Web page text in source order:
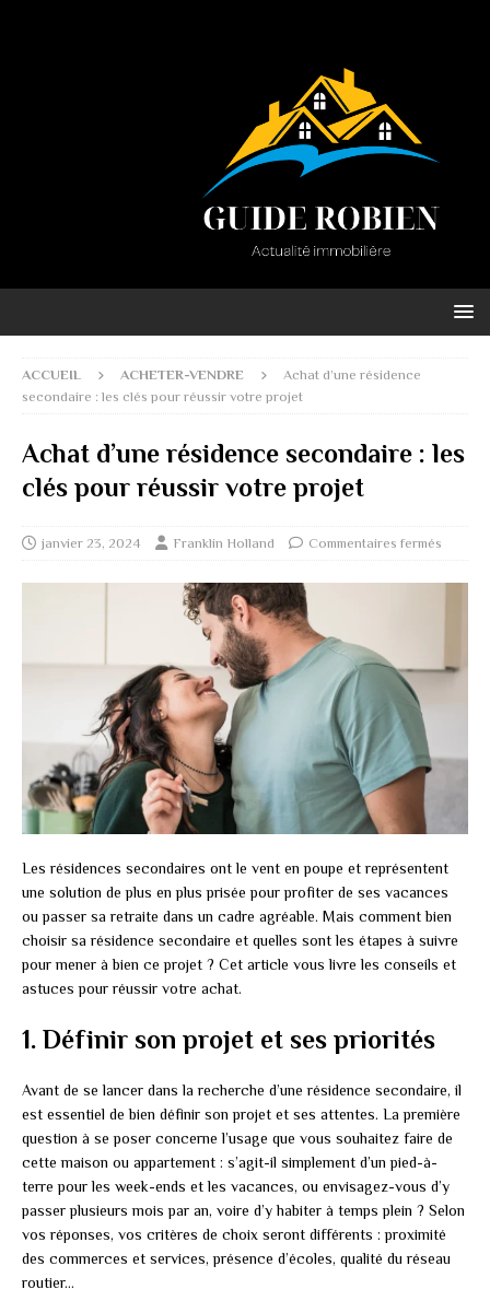
ACCUEIL ACHETER-VENDRE
Achat d’une résidence
secondaire : les clés pour réussir votre projet
Achat d’une résidence secondaire : les
clés pour réussir votre projet
janvier 23, 2024 Franklin Holland Commentaires fermés
Les résidences secondaires ont le vent en poupe et représentent
une solution de plus en plus prisée pour profiter de ses vacances
ou passer sa retraite dans un cadre agréable. Mais comment bien
choisir sa résidence secondaire et quelles sont les étapes à suivre
pour mener à bien ce projet ? Cet article vous livre les conseils et
astuces pour réussir votre achat.
1. Définir son projet et ses priorités
Avant de se lancer dans la recherche d’une résidence secondaire, il
est essentiel de bien définir son projet et ses attentes. La première
question à se poser concerne l’usage que vous souhaitez faire de
cette maison ou appartement : s’agit-il simplement d’un pied-à-
terre pour les week-ends et les vacances, ou envisagez-vous d’y
passer plusieurs mois par an, voire d’y habiter à temps plein ? Selon
vos réponses, vos critères de choix seront différents : proximité
des commerces et services, présence d’écoles, qualité du réseau
routier…